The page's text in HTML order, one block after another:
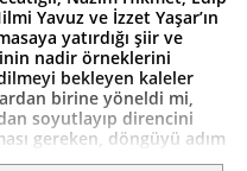
Yavuz ve İzzet Yaşar’ın
yatırdığı şiir ve
nadir örneklerini
bekleyen kaleler
birine yöneldi mi,
soyutlayıp direncini
gereken, döngüyü adım
İşin en güç yanı da